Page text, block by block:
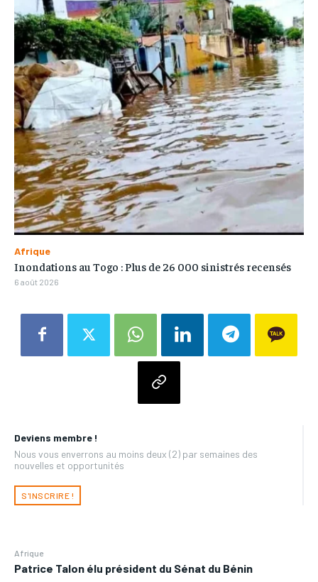
Deviens membre !
Nous vous enverrons au moins deux (2) par semaines des
nouvelles et opportunités
S'INSCRIRE !
Afrique
Patrice Talon élu président du Sénat du Bénin
Afrique
Inondations au Togo : Plus de 26 000 sinistrés recensés
6 août 2026